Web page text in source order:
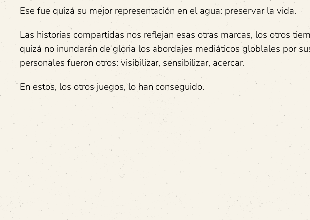
Ese fue quizá su mejor representación en el agua: preservar la vida.
Las historias compartidas nos reflejan esas otras marcas, los otros
quizá no inundarán de gloria los abordajes mediáticos globlales por
personales fueron otros: visibilizar, sensibilizar, acercar.
En estos, los otros juegos, lo han conseguido.